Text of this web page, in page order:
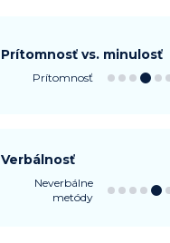
Prítomnosť vs. minulosť
Prítomnosť
Verbálnosť
Neverbálne
metódy